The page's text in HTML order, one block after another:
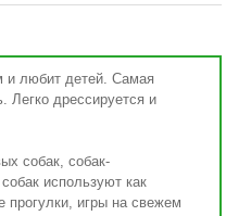
и любит детей. Самая
Легко дрессируется и
собак, собак-
используют как
игры на свежем